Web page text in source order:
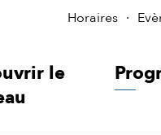
Horaires
le